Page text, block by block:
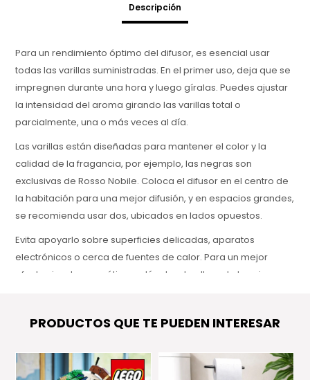
Descripción
Para un rendimiento óptimo del difusor, es esencial usar
todas las varillas suministradas. En el primer uso, deja que se
impregnen durante una hora y luego gíralas. Puedes ajustar
la intensidad del aroma girando las varillas total o
parcialmente, una o más veces al día.
Las varillas están diseñadas para mantener el color y la
calidad de la fragancia, por ejemplo, las negras son
exclusivas de Rosso Nobile. Coloca el difusor en el centro de
la habitación para una mejor difusión, y en espacios grandes,
se recomienda usar dos, ubicados en lados opuestos.
Evita apoyarlo sobre superficies delicadas, aparatos
electrónicos o cerca de fuentes de calor. Para un mejor
efecto visual y aromático, colócalo a la altura de los ojos.
• para ambientes de entre 5 y 10 m²* 1 o 2 frascos de 250 ml
• para ambientes de entre 20 y 30 m²* 1 o 2 frascos de 1250 ml
PRODUCTOS QUE TE PUEDEN INTERESAR